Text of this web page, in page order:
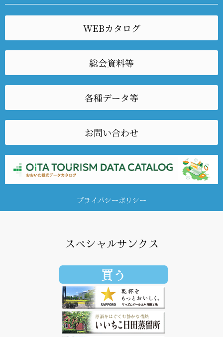
WEBカタログ
総会資料等
各種データ等
お問い合わせ
プライバシーポリシー
スペシャルサンクス